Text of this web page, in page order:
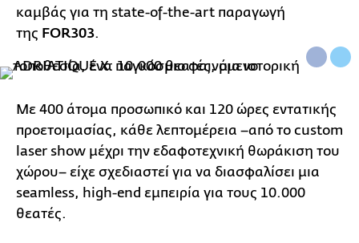
καμβάς για τη state-of-the-art παραγωγή
της FOR303.
Με 400 άτομα προσωπικό και 120 ώρες εντατικής
προετοιμασίας, κάθε λεπτομέρεια –από το custom
laser show μέχρι την εδαφοτεχνική θωράκιση του
χώρου– είχε σχεδιαστεί για να διασφαλίσει μια
seamless, high-end εμπειρία για τους 10.000
θεατές.